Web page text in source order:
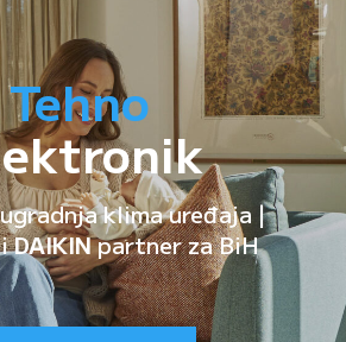
Tehno
klima uređaja |
DAIKINpartner za BiH